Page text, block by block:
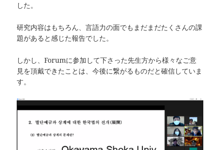
した。
研究内容はもちろん、言語力の面でもまだまだたくさんの課
題があると感じた報告でした。
しかし、Forumに参加して下さった先生方から様々なご意
見を頂戴できたことは、今後に繋がるものだと確信していま
す。